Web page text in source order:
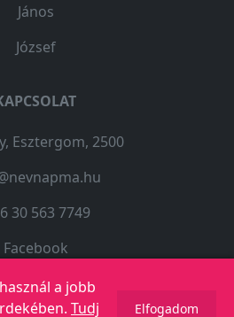
a jobb
Tudj Elfogadom
János
József
Esztergom, 2500
30 563 7749
Facebook